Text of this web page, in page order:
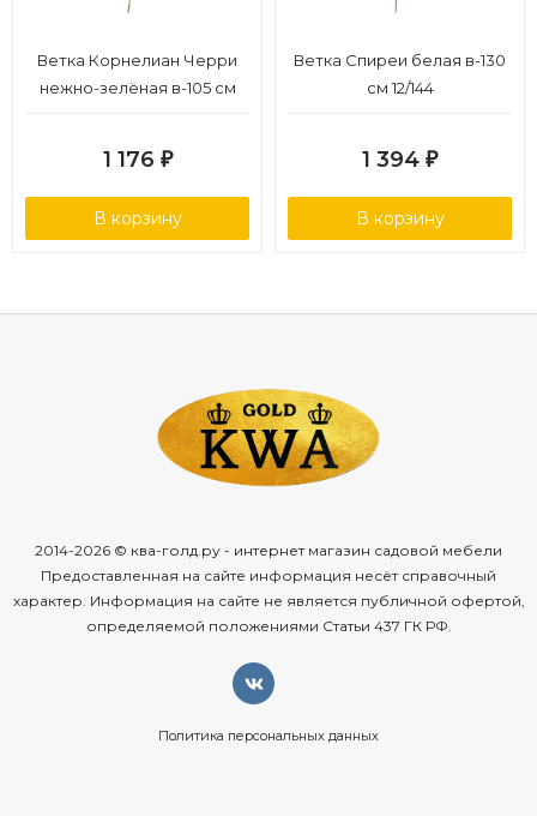
Ветка Корнелиан Черри
нежно-зелёная в-105 см
1 176 ₽
В корзину
Ветка Спиреи белая в-130
см 12/144
1 394 ₽
В корзину
2014-2026 © ква-голд.ру - интернет магазин садовой мебели
Предоставленная на сайте информация несёт справочный
характер. Информация на сайте не является публичной офертой,
определяемой положениями Статьи 437 ГК РФ.
Политика персональных данных